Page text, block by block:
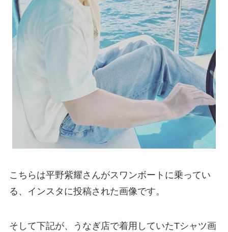
こちらは平野紫耀さんがスワンボートに乗ってい
る、インスタに投稿された画像です。
そして下記が、うなぎ店で着用していたTシャツ画